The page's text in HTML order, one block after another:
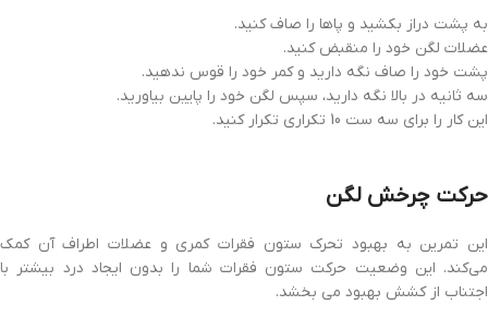
به پشت دراز بکشید و پاها را صاف کنید.
عضلات لگن خود را منقبض کنید.
پشت خود را صاف نگه دارید و کمر خود را قوس ندهید.
سه ثانیه در بالا نگه دارید، سپس لگن خود را پایین بیاورید.
این کار را برای سه ست 10 تکراری تکرار کنید.
حرکت چرخش لگن
این تمرین به بهبود تحرک ستون فقرات کمری و عضلات اطراف آن کمک
می‌کند. این وضعیت حرکت ستون فقرات شما را بدون ایجاد درد بیشتر با
اجتناب از کشش بهبود می بخشد.